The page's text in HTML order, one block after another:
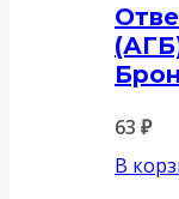
63 ₽
В